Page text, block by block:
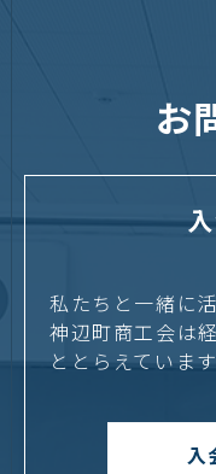
お
私たちと一緒に
神辺町商工会は
ととらえています
入